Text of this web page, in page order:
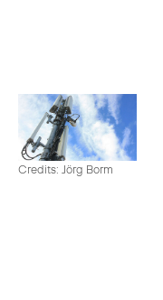
Credits: Jörg Borm